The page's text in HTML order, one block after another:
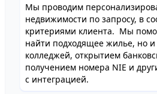
Мы проводим
недвижимости по запросу, в
критериями клиента. Мы
найти подходящее жилье, но
колледжей, открытием
получением номера NIE и
с интеграцией.